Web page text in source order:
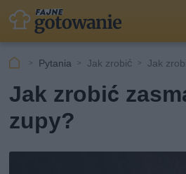
Pytania Jak zrobić Jak
Jak zrobić
zupy?